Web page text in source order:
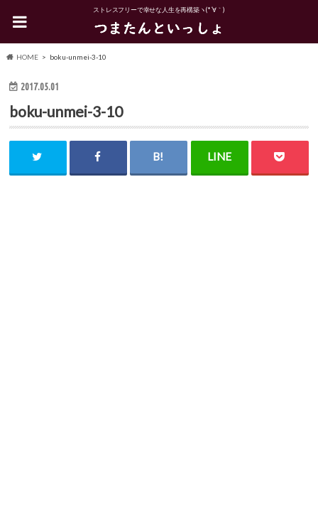
ストレスフリーで幸せな人生を再構築ヽ(*´∀｀)
HOME boku-unmei-3-10
2017.05.01
boku-unmei-3-10